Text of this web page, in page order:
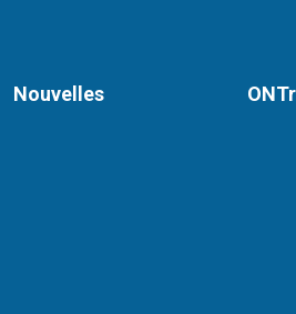
Nouvelles